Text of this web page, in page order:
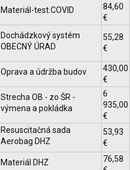
Materiál-test.COVID
84,60
€
Dochádzkový systém
OBECNÝ ÚRAD
55,28
€
Oprava a údržba budov
430,00
€
Strecha OB - zo ŠR -
výmena a pokládka
6
935,00
€
Resuscitačná sada
Aerobag DHZ
53,93
€
Materiál DHZ
76,58